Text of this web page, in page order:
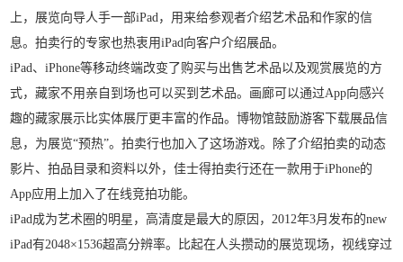
上，展览向导人手一部iPad，用来给参观者介绍艺术品和作家的信
息。拍卖行的专家也热衷用iPad向客户介绍展品。
iPad、iPhone等移动终端改变了购买与出售艺术品以及观赏展览的方
式，藏家不用亲自到场也可以买到艺术品。画廊可以通过App向感兴
趣的藏家展示比实体展厅更丰富的作品。博物馆鼓励游客下载展品信
息，为展览“预热”。拍卖行也加入了这场游戏。除了介绍拍卖的动态
影片、拍品目录和资料以外，佳士得拍卖行还在一款用于iPhone的
App应用上加入了在线竞拍功能。
iPad成为艺术圈的明星，高清度是最大的原因，2012年3月发布的new
iPad有2048×1536超高分辨率。比起在人头攒动的展览现场，视线穿过